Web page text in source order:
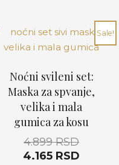
Sale!
Noćni svileni set:
Maska za spvanje,
velika i mala
gumica za kosu
4.899RSD
cena
bila:
4.899
4.165 RSD
cena
4.165